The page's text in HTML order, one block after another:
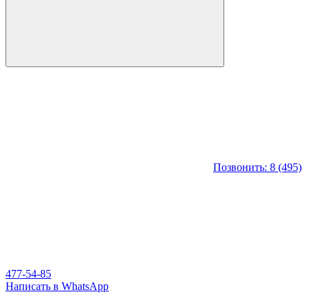
Позвонить: 8 (495)
477-54-85
Написать в WhatsApp